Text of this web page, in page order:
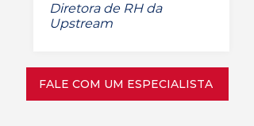
Diretora de RH da
Upstream
FALE COM UM ESPECIALISTA